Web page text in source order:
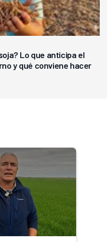
Lo que anticipa el
y qué conviene hacer